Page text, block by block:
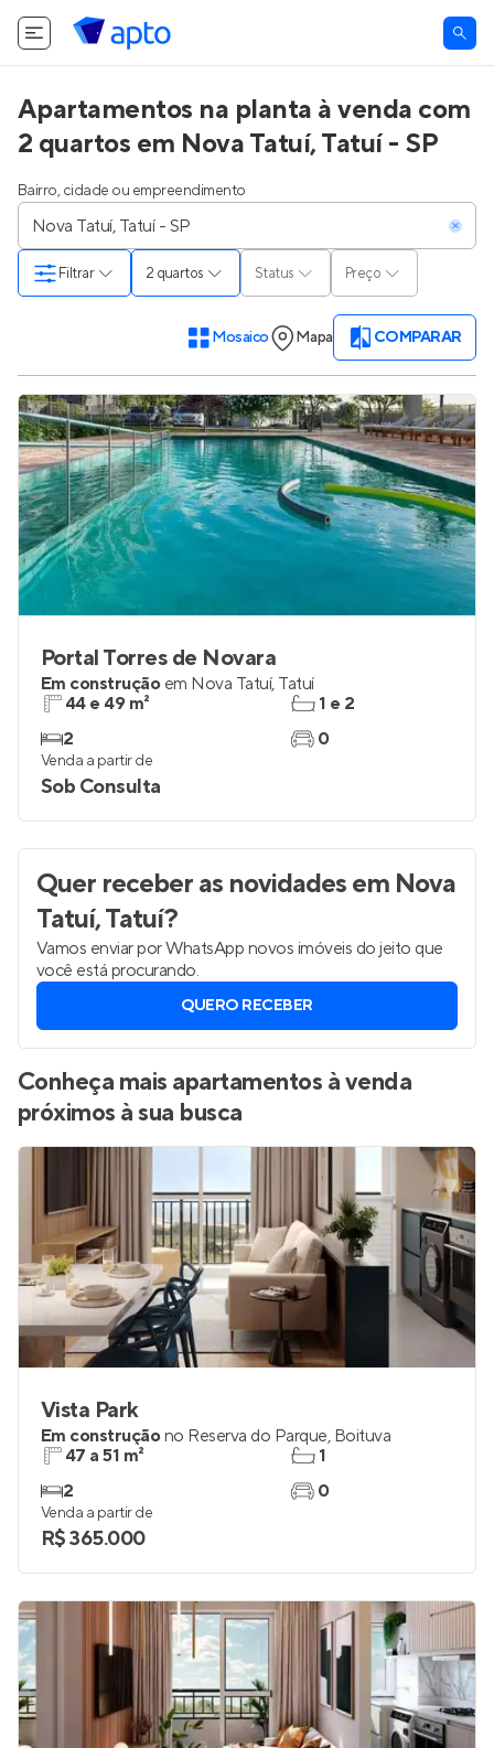
Apartamentos na planta à venda com
2 quartos em Nova Tatuí, Tatuí - SP
Bairro, cidade ou empreendimento
2 quartos Status Preço
Filtrar
Mosaico Mapa COMPARAR
Portal Torres de Novara
Em construção em Nova Tatuí, Tatuí
44 e 49 m²
2
1 e 2
0
Venda a partir de
Sob Consulta
Quer receber as novidadesem Nova
Tatuí, Tatuí?
Vamos enviar por WhatsApp novos imóveis do jeito que
você está procurando.
QUERO RECEBER
Conheça mais apartamentos à venda
próximos à sua busca
Vista Park
Em construçãono Reserva do Parque, Boituva
47 a 51 m²
2
1
0
Venda a partir de
R$ 365.000